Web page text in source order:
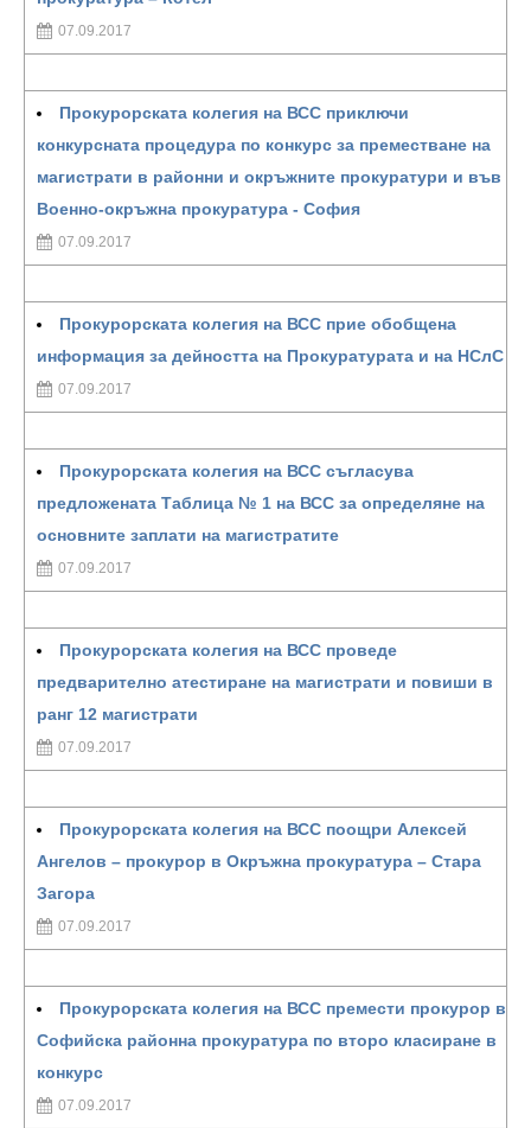
07.09.2017
Прокурорската колегия на ВСС приключи
конкурсната процедура по конкурс за преместване на
магистрати в районни и окръжните прокуратури и във
Военно-окръжна прокуратура - София
07.09.2017
Прокурорската колегия на ВСС прие обобщена
информация за дейността на Прокуратурата и на НСлС
07.09.2017
Прокурорската колегия на ВСС съгласува
предложената Таблица № 1 на ВСС за определяне на
основните заплати на магистратите
07.09.2017
Прокурорската колегия на ВСС проведе
предварително атестиране на магистрати и повиши в
ранг 12 магистрати
07.09.2017
Прокурорската колегия на ВСС поощри Алексей
Ангелов – прокурор в Окръжна прокуратура – Стара
Загора
07.09.2017
Прокурорската колегия на ВСС премести прокурор в
Софийска районна прокуратура по второ класиране в
конкурс
07.09.2017